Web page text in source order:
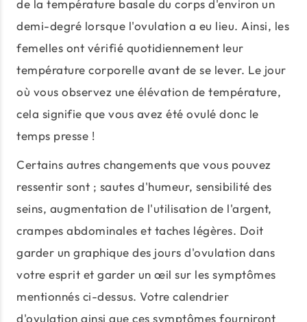
de la température basale du corps d'environ un
demi-degré lorsque l'ovulation a eu lieu. Ainsi, les
femelles ont vérifié quotidiennement leur
température corporelle avant de se lever. Le jour
où vous observez une élévation de température,
cela signifie que vous avez été ovulé donc le
temps presse !
Certains autres changements que vous pouvez
ressentir sont ; sautes d'humeur, sensibilité des
seins, augmentation de l'utilisation de l'argent,
crampes abdominales et taches légères. Doit
garder un graphique des jours d'ovulation dans
votre esprit et garder un œil sur les symptômes
mentionnés ci-dessus. Votre calendrier
d'ovulation ainsi que ces symptômes fourniront